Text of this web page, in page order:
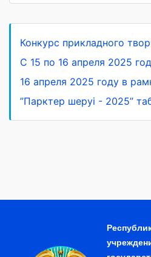
Конкурс прикладного
С 15 по 16 апреля 2025
16 апреля 2025 году в
”Парктер шеруі - 2025”